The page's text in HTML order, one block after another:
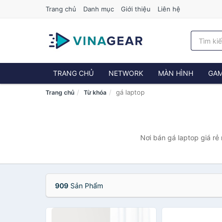
Trang chủ Danh mục Giới thiệu Liên hệ
TRANG CHỦ NETWORK MÀN HÌNH
Trang chủ Từ khóa gá laptop
Nơi bán gá laptop giá rẻ
909 Sản Phẩm